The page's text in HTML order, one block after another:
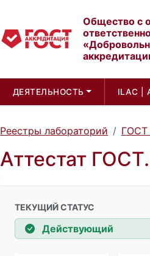
Общество с
ДЕЯТЕЛЬНОСТЬ ILAC |
Реестры лабораторий ГОСТ
Аттестат
ТЕКУЩИЙ СТАТУС
Действующий